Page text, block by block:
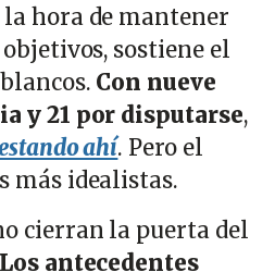
la hora de mantener
sostiene el
Con nueve
y 21 por disputarse,
ahí. Pero el
más idealistas.
cierran la puerta del
Los antecedentes